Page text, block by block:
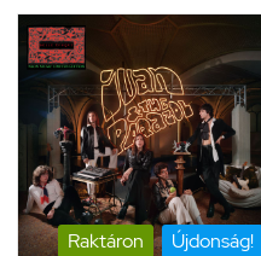
Raktáron Újdonság!